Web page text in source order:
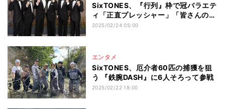
SixTONES、『行列』枠で冠バラエテ
ィ「正直プレッシャー」「皆さんの日
常に」
2025/02/24 05:00
エンタメ
SixTONES、厄介者60匹の捕獲を狙
う 『鉄腕DASH』に6人そろって参戦
2025/02/22 18:00